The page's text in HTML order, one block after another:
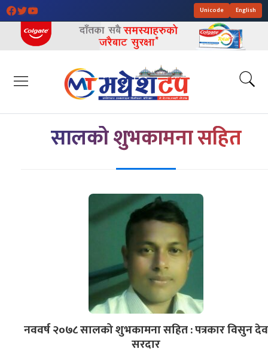
Unicode English
सालको शुभकामना सहित
नववर्ष २०७८ सालको शुभकामना सहित : पत्रकार विसुन देव
सरदार